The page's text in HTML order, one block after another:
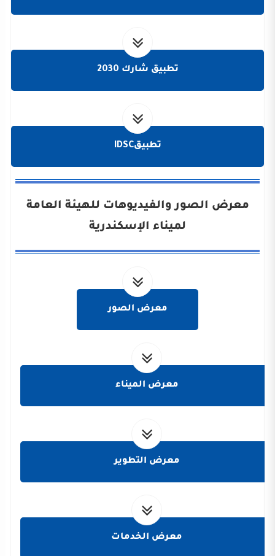
تطبيق شارك 2030
تطبيقIDSC
معرض الصور والفيديوهات للهيئة العامة
لميناء الإسكندرية
معرض الصور
معرض الميناء
معرض التطوير
معرض الخدمات